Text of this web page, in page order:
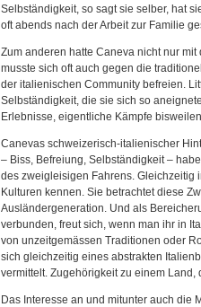
Selbständigkeit, so sagt sie selber, hat
oft abends nach der Arbeit zur Familie
Zum anderen hatte Caneva nicht nur
musste sich oft auch gegen die
der italienischen Community befreien.
Selbständigkeit, die sie sich so
Erlebnisse, eigentliche Kämpfe
Canevas schweizerisch-italienischer
– Biss, Befreiung, Selbständigkeit –
des zweigleisigen Fahrens. Gleichzeitig
Kulturen kennen. Sie betrachtet diese
Ausländergeneration. Und als
verbunden, freut sich, wenn man ihr in
von unzeitgemässen Traditionen oder
sich gleichzeitig eines abstrakten
vermittelt. Zugehörigkeit zu einem
Das Interesse an und mitunter auch die